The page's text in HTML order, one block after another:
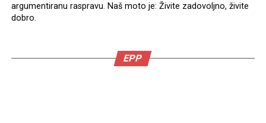
argumentiranu raspravu. Naš moto je: Živite zadovoljno, živite
dobro.
EPP